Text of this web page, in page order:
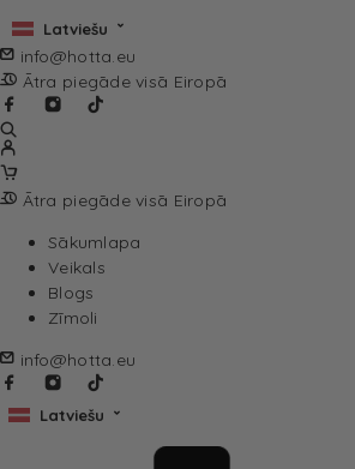
Latviešu
info@hotta.eu
Ātra piegāde visā Eiropā
Ātra piegāde visā Eiropā
Sākumlapa
Veikals
Blogs
Zīmoli
info@hotta.eu
Latviešu